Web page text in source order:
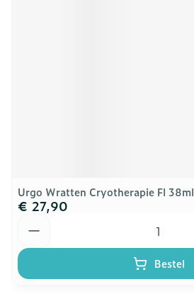
Urgo Wratten Cryotherapie Fl 38ml
€ 27,90
Bestel